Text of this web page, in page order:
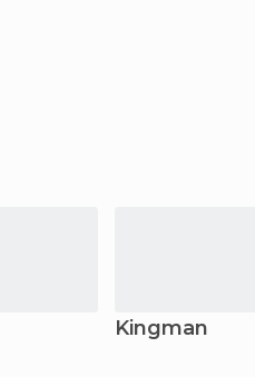
Kingman